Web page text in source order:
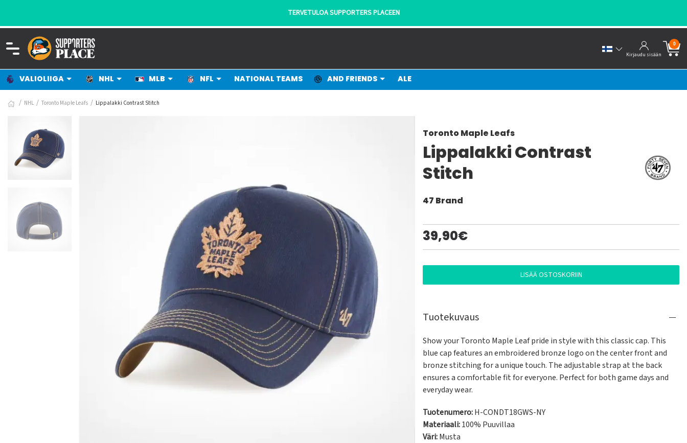
TERVETULOA SUPPORTERS PLACEEN
Kirjaudu sisään
0
VALIOLIIGA NHL MLB NFL NATIONAL TEAMS AND FRIENDS ALE
NHL Toronto Maple Leafs Lippalakki Contrast Stitch
Toronto Maple Leafs
Lippalakki Contrast
Stitch
47 Brand
39,90€
LISÄÄ OSTOSKORIIN
Tuotekuvaus
Show your Toronto Maple Leaf pride in style with this classic cap. This
blue cap features an embroidered bronze logo on the center front and
bronze stitching for a unique touch. The adjustable strap at the back
ensures a comfortable fit for everyone. Perfect for both game days and
everyday wear.
Tuotenumero:H-CONDT18GWS-NY
Materiaali:100% Puuvillaa
Väri:Musta